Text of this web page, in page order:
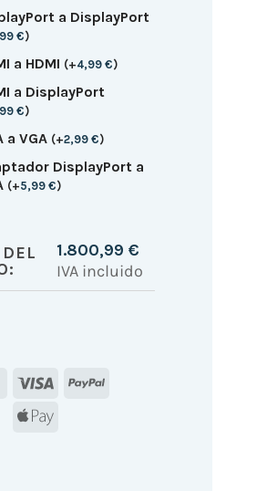
a DisplayPort
€)
a HDMI (+4,99 €)
a DisplayPort
€)
a VGA (+2,99 €)
DisplayPort a
(+5,99 €)
1.800,99 €
IVA incluido
MasterCard
Visa
PayPal
Apple